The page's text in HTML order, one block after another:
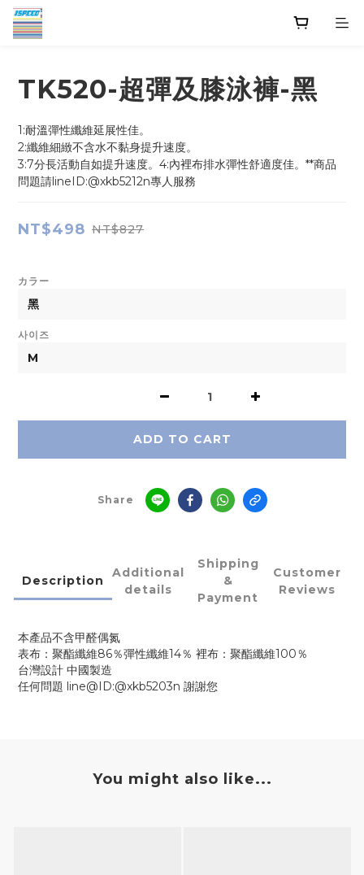
TK520-超彈及膝泳褲-黑
1:耐溫彈性纖維延展性佳。
2:纖維細緻不含水不黏身提升速度。
3:7分長活動自如提升速度。4:內裡布排水彈性舒適度佳。**商品
問題請lineID:@xkb5212n專人服務
NT$498 NT$827
カラー
사이즈
ADD TO CART
Share
Description
Additional
details
Shipping
&
Payment
Customer
Reviews
本產品不含甲醛偶氮
表布：聚酯纖維86％彈性纖維14％ 裡布：聚酯纖維100％
台灣設計 中國製造
任何問題 line@ID:@xkb5203n 謝謝您
You might also like...